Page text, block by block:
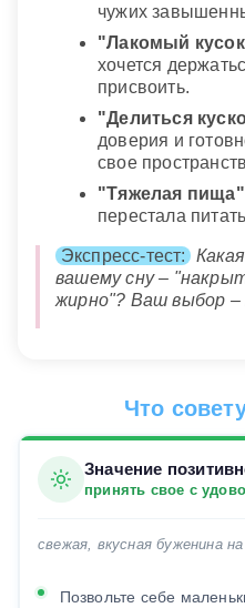
чужих
"Лакомый
хочется
присвоить.
"Делиться
доверия и
свое
"Тяжелая пища"
перестала
Экспресс-тест:
вашему сну –
жирно"? Ваш выбор –
Что
Значение
принять свое с
свежая, вкусная буженина
Позвольте себе